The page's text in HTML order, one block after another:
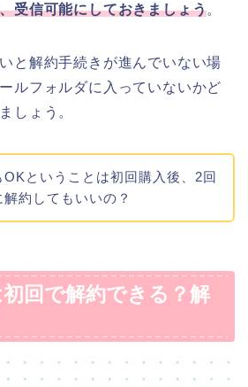
受信可能にしておきましょう。
と解約手続きが進んでいない場
ルフォルダに入っていないかど
しょう。
OKということは初回購入後、2回
約してもいいの？
回で解約できる？解